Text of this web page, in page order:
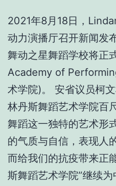
2021年8月18日，
动力演播厅召开新闻发
舞动之星舞蹈学校将正
Academy of
术学院)。 安省议员柯
林丹斯舞蹈艺术学院百
舞蹈这一独特的艺术形
的气质与自信，表现人
而给我们的抗疫带来正
斯舞蹈艺术学院”继续